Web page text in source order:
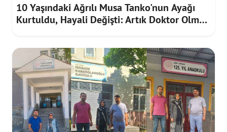
10 Yaşındaki Ağrılı Musa Tanko'nun Ayağı
Kurtuldu, Hayali Değişti: Artık Doktor Olmak